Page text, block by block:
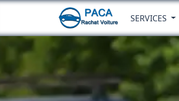
SERVICES